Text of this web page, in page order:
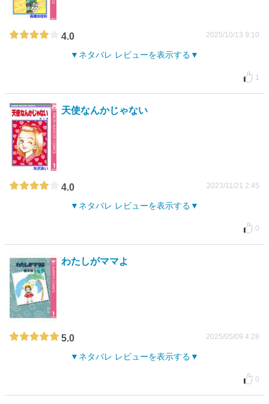
4.0 2025/10/13 9:10
ネタバレ レビューを表示する
1
天使なんかじゃない
4.0 2023/11/21 2:45
ネタバレ レビューを表示する
0
わたしがママよ
5.0 2025/05/09 4:28
ネタバレ レビューを表示する
0